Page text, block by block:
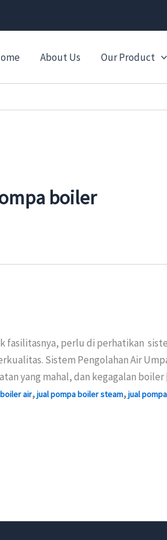
About Us Our Product
boiler
perlu di perhatikan
Sistem Pengolahan Air
yang mahal, dan kegagalan
air,jual pompa boiler steam,jual